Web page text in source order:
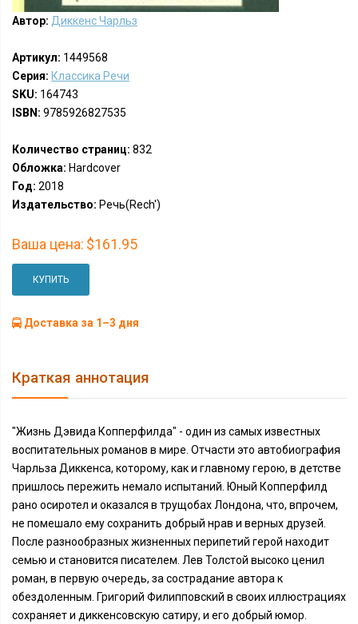
Автор: Диккенс Чарльз
Артикул: 1449568
Серия: Классика Речи
SKU: 164743
ISBN: 9785926827535
Количество страниц: 832
Обложка: Hardcover
Год: 2018
Издательство: Речь(Rech')
Ваша цена: $161.95
КУПИТЬ
Доставка за 1–3 дня
Краткая аннотация
"Жизнь Дэвида Копперфилда" - один из самых известных
воспитательных романов в мире. Отчасти это автобиография
Чарльза Диккенса, которому, как и главному герою, в детстве
пришлось пережить немало испытаний. Юный Копперфилд
рано осиротел и оказался в трущобах Лондона, что, впрочем,
не помешало ему сохранить добрый нрав и верных друзей.
После разнообразных жизненных перипетий герой находит
семью и становится писателем. Лев Толстой высоко ценил
роман, в первую очередь, за сострадание автора к
обездоленным. Григорий Филипповский в своих иллюстрациях
сохраняет и диккенсовскую сатиру, и его добрый юмор.